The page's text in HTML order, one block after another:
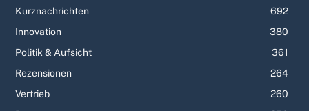
Kurznachrichten
692
Innovation
380
Politik & Aufsicht
361
Rezensionen
264
Vertrieb
260